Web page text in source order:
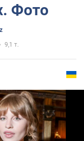
Фото
9,1 т.